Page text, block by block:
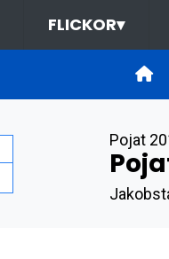
FLICKOR▾
Pojat